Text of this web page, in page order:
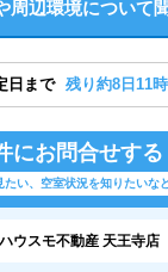
周辺環境について
日まで 残り約8日11
にお問合せする
たい、空室状況を知りたいな
ウスモ不動産 天王寺店